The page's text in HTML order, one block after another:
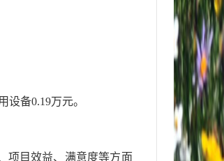
设备0.19万元。
项目效益、满意度等方面